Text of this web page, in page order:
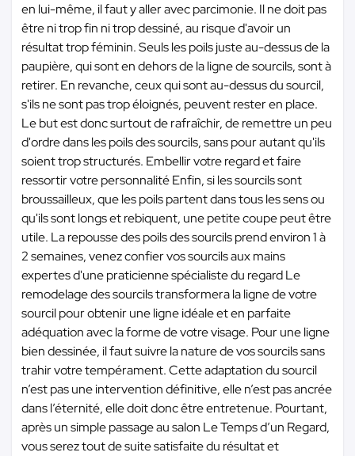
en lui-même, il faut y aller avec parcimonie. Il ne doit pas
être ni trop fin ni trop dessiné, au risque d'avoir un
résultat trop féminin. Seuls les poils juste au-dessus de la
paupière, qui sont en dehors de la ligne de sourcils, sont à
retirer. En revanche, ceux qui sont au-dessus du sourcil,
s'ils ne sont pas trop éloignés, peuvent rester en place.
Le but est donc surtout de rafraîchir, de remettre un peu
d'ordre dans les poils des sourcils, sans pour autant qu'ils
soient trop structurés. Embellir votre regard et faire
ressortir votre personnalité Enfin, si les sourcils sont
broussailleux, que les poils partent dans tous les sens ou
qu'ils sont longs et rebiquent, une petite coupe peut être
utile. La repousse des poils des sourcils prend environ 1 à
2 semaines, venez confier vos sourcils aux mains
expertes d'une praticienne spécialiste du regard Le
remodelage des sourcils transformera la ligne de votre
sourcil pour obtenir une ligne idéale et en parfaite
adéquation avec la forme de votre visage. Pour une ligne
bien dessinée, il faut suivre la nature de vos sourcils sans
trahir votre tempérament. Cette adaptation du sourcil
n’est pas une intervention définitive, elle n’est pas ancrée
dans l’éternité, elle doit donc être entretenue. Pourtant,
après un simple passage au salon Le Temps d’un Regard,
vous serez tout de suite satisfaite du résultat et